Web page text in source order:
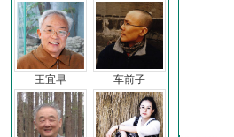
王宜早 车前子